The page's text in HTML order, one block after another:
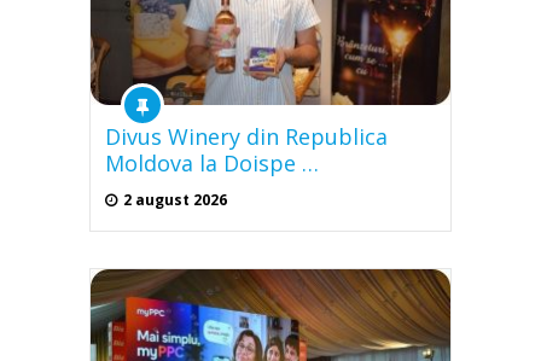
Divus Winery din Republica
Moldova la Doispe …
2 august 2026